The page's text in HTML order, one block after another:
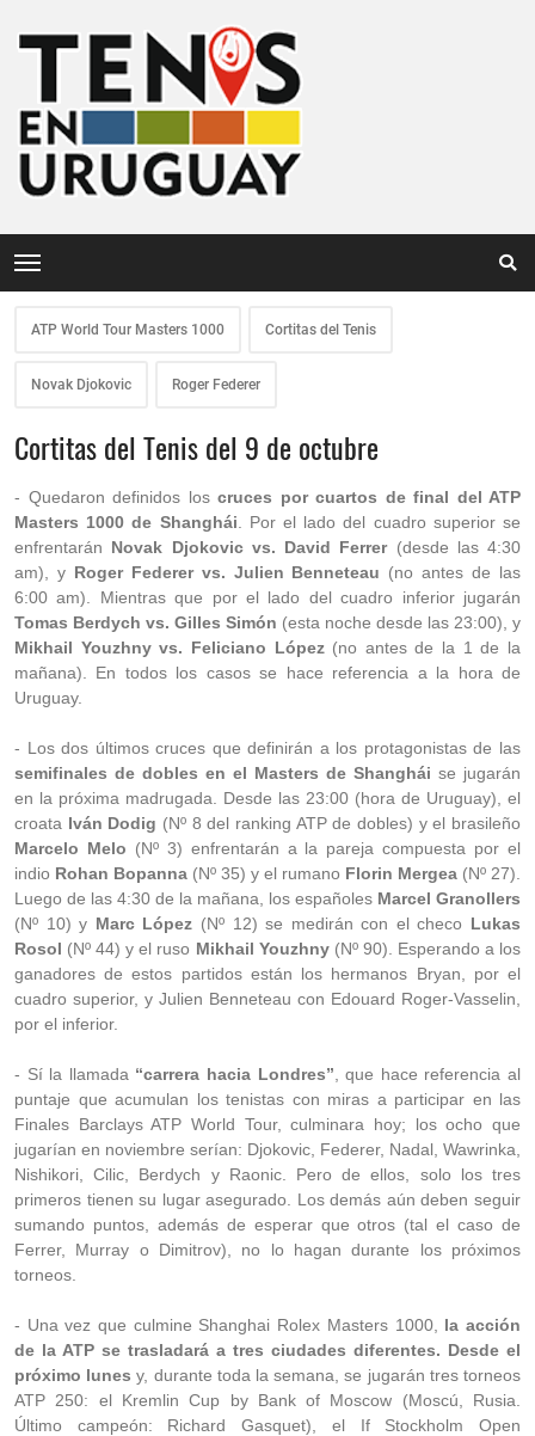
ATP World Tour Masters 1000 Cortitas del Tenis
Novak Djokovic Roger Federer
Cortitas del Tenis del 9 de octubre
- Quedaron definidos los cruces por cuartos de final del ATP
Masters 1000 de Shanghái . Por el lado del cuadro superior se
enfrentarán Novak Djokovic vs. David Ferrer(desde las 4:30
am), y Roger Federer vs. Julien Benneteau (no antes de las
6:00 am). Mientras que por el lado del cuadro inferior jugarán
Tomas Berdych vs. Gilles Simón (esta noche desde las 23:00), y
Mikhail Youzhny vs. Feliciano López(no antes de la 1 de la
mañana). En todos los casos se hace referencia a la hora de
Uruguay.
- Los dos últimos cruces que definirán a los protagonistas de las
semifinales de dobles en el Masters de Shanghái se jugarán
en la próxima madrugada. Desde las 23:00 (hora de Uruguay), el
croata Iván Dodig (Nº 8 del ranking ATP de dobles) y el brasileño
Marcelo Melo (Nº 3) enfrentarán a la pareja compuesta por el
indio Rohan Bopanna (Nº 35) y el rumano Florin Mergea (Nº 27).
Luego de las 4:30 de la mañana, los españoles Marcel Granollers
(Nº 10) y Marc López (Nº 12) se medirán con el checo Lukas
Rosol (Nº 44) y el ruso Mikhail Youzhny(Nº 90). Esperando a los
ganadores de estos partidos están los hermanos Bryan, por el
cuadro superior, y Julien Benneteau con Edouard Roger-Vasselin,
por el inferior.
- Sí la llamada “carrera hacia Londres” , que hace referencia al
puntaje que acumulan los tenistas con miras a participar en las
Finales Barclays ATP World Tour, culminara hoy; los ocho que
jugarían en noviembre serían: Djokovic, Federer, Nadal, Wawrinka,
Nishikori, Cilic, Berdych y Raonic. Pero de ellos, solo los tres
primeros tienen su lugar asegurado. Los demás aún deben seguir
sumando puntos, además de esperar que otros (tal el caso de
Ferrer, Murray o Dimitrov), no lo hagan durante los próximos
torneos.
- Una vez que culmine Shanghai Rolex Masters 1000, la acción
de la ATP se trasladará a tres ciudades diferentes. Desde el
próximo lunes y, durante toda la semana, se jugarán tres torneos
ATP 250: el Kremlin Cup by Bank of Moscow (Moscú, Rusia.
Último campeón: Richard Gasquet), el If Stockholm Open